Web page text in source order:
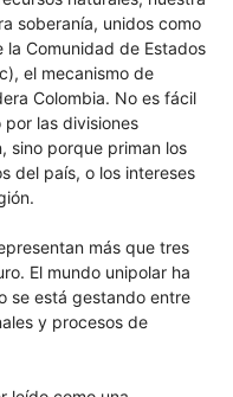
soberanía, unidos como
Comunidad de Estados
el mecanismo de
Colombia. No es fácil
las divisiones
sino porque priman los
del país, o los intereses
más que tres
El mundo unipolar ha
se está gestando entre
y procesos de